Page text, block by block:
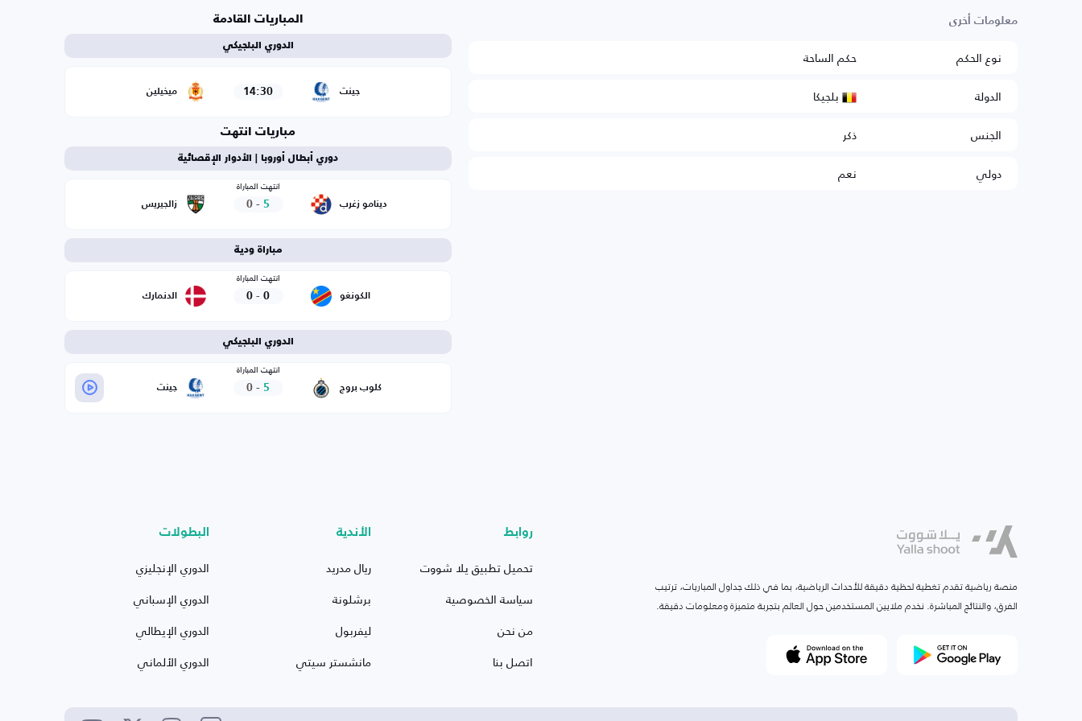
معلومات أخرى
نوع الحكم
حكم الساحة
الدولة
بلجيكا
الجنس
ذكر
دولي
نعم
المباريات القادمة
الدوري البلجيكي
جينت 14:30 ميخيلين
مباريات انتهت
دوري أبطال أوروبا | الأدوار الإقصائية
دينامو زغرب
انتهت المباراة
5
-
0 زالجيريس
مباراة ودية
الكونغو
انتهت المباراة
0
-
0 الدنمارك
الدوري البلجيكي
كلوب بروج
انتهت المباراة
5
-
0 جينت
منصة رياضية تقدم تغطية لحظية دقيقة للأحداث الرياضية، بما في ذلك جداول المباريات، ترتيب
الفرق، والنتائج المباشرة. نخدم ملايين المستخدمين حول العالم بتجربة متميزة ومعلومات دقيقة.
روابط
تحميل تطبيق يلا شووت
سياسة الخصوصية
من نحن
اتصل بنا
الأندية
ريال مدريد
برشلونة
ليفربول
مانشستر سيتي
البطولات
الدوري الإنجليزي
الدوري الإسباني
الدوري الإيطالي
الدوري الألماني